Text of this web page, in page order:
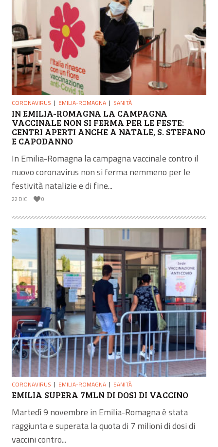
CORONAVIRUS EMILIA-ROMAGNA SANITÀ
IN EMILIA-ROMAGNA LA CAMPAGNA
VACCINALE NON SI FERMA PER LE FESTE:
CENTRI APERTI ANCHE A NATALE, S. STEFANO
E CAPODANNO
In Emilia-Romagna la campagna vaccinale contro il
nuovo coronavirus non si ferma nemmeno per le
festività natalizie e di fine...
22 DIC 0
CORONAVIRUS EMILIA-ROMAGNA SANITÀ
EMILIA SUPERA 7MLN DI DOSI DI VACCINO
Martedì 9 novembre in Emilia-Romagna è stata
raggiunta e superata la quota di 7 milioni di dosi di
vaccini contro...